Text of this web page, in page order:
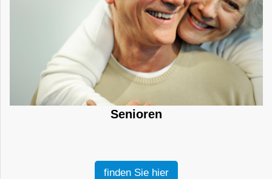
Senioren
finden Sie hier